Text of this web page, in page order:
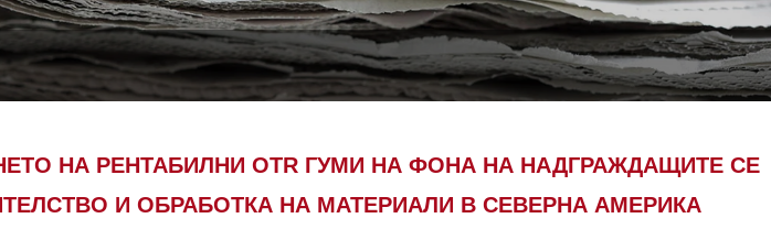
НА РЕНТАБИЛНИ OTR ГУМИ НА ФОНА НА НАДГРАЖДАЩИТЕ СЕ
И ОБРАБОТКА НА МАТЕРИАЛИ В СЕВЕРНА АМЕРИКА